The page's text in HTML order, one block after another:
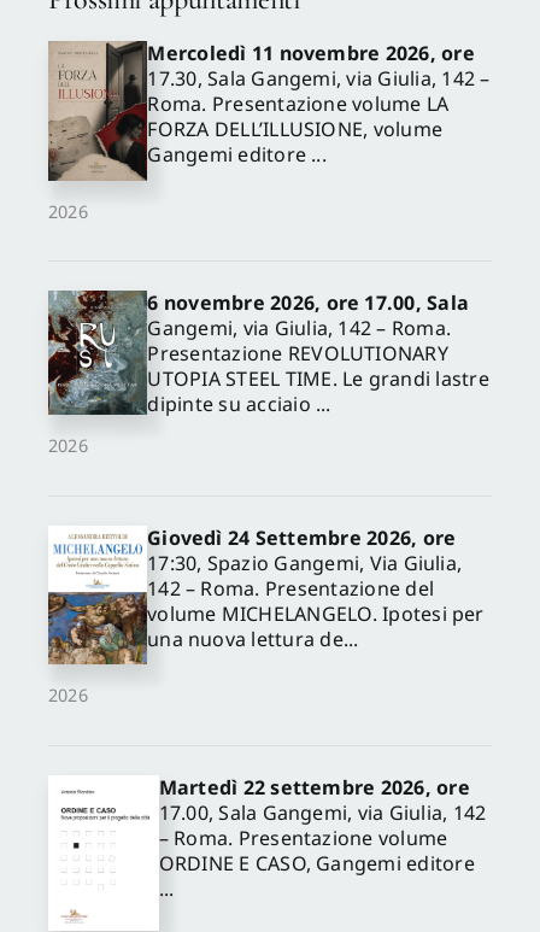
2026
Mercoledì 11 novembre 2026, ore
17.30, Sala Gangemi, via Giulia, 142 –
Roma. Presentazione volume LA
FORZA DELL’ILLUSIONE, volume
Gangemi editore ...
2026
6 novembre 2026, ore 17.00, Sala
Gangemi, via Giulia, 142 – Roma.
Presentazione REVOLUTIONARY
UTOPIA STEEL TIME. Le grandi lastre
dipinte su acciaio ...
2026
Giovedì 24 Settembre 2026, ore
17:30, Spazio Gangemi, Via Giulia,
142 – Roma. Presentazione del
volume MICHELANGELO. Ipotesi per
una nuova lettura de...
Martedì 22 settembre 2026, ore
17.00, Sala Gangemi, via Giulia, 142
– Roma. Presentazione volume
ORDINE E CASO, Gangemi editore
...